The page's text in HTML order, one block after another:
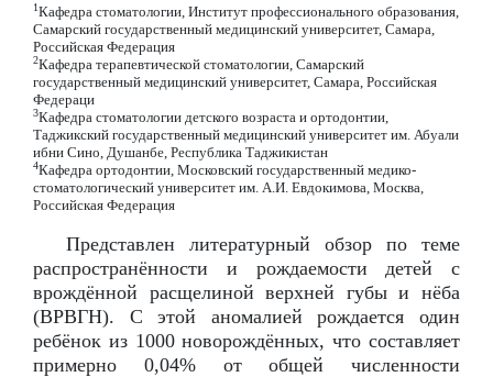
1Кафедра стоматологии, Институт профессионального образования,
Самарский государственный медицинский университет, Самара,
Российская Федерация
2Кафедра терапевтической стоматологии, Самарский
государственный медицинский университет, Самара, Российская
Федераци
3Кафедра стоматологии детского возраста и ортодонтии,
Таджикский государственный медицинский университет им. Абуали
ибни Сино, Душанбе, Республика Таджикистан
4Кафедра ортодонтии, Московский государственный медико-
стоматологический университет им. А.И. Евдокимова, Москва,
Российская Федерация
Представлен литературный обзор по теме
распространённости и рождаемости детей с
врождённой расщелиной верхней губы и нёба
(ВРВГН). С этой аномалией рождается один
ребёнок из 1000 новорождённых, что составляет
примерно 0,04% от общей численности